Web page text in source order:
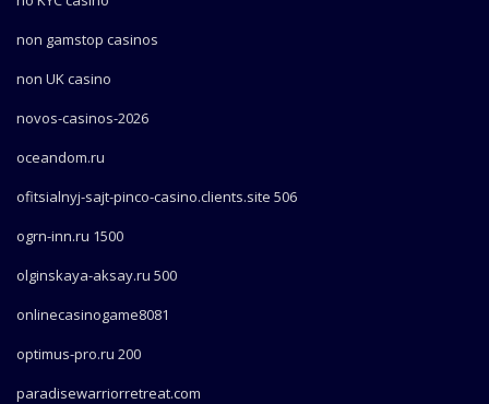
non gamstop casinos
non UK casino
novos-casinos-2026
oceandom.ru
ofitsialnyj-sajt-pinco-casino.clients.site 506
ogrn-inn.ru 1500
olginskaya-aksay.ru 500
onlinecasinogame8081
optimus-pro.ru 200
paradisewarriorretreat.com